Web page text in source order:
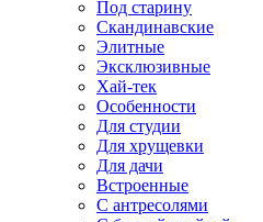
Под старину
Скандинавские
Элитные
Эксклюзивные
Хай-тек
Особенности
Для студии
Для хрущевки
Для дачи
Встроенные
С антресолями